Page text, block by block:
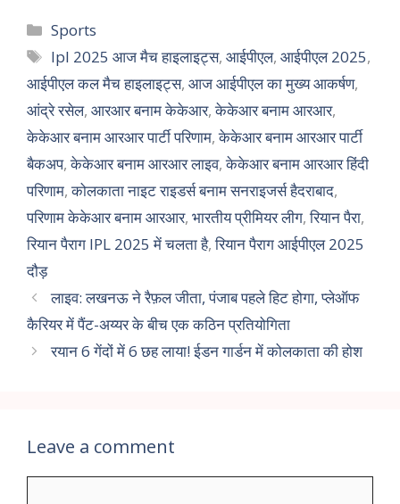
Sports
Ipl 2025 आज मैच हाइलाइट्स,आईपीएल,आईपीएल 2025,
आईपीएल कल मैच हाइलाइट्स, आज आईपीएल का मुख्य आकर्षण,
आंद्रे रसेल, आरआर बनाम केकेआर,केकेआर बनाम आरआर,
केकेआर बनाम आरआर पार्टी परिणाम,केकेआर बनाम आरआर पार्टी
बैकअप,केकेआर बनाम आरआर लाइव,केकेआर बनाम आरआर हिंदी
परिणाम,कोलकाता नाइट राइडर्स बनाम सनराइजर्स हैदराबाद,
परिणाम केकेआर बनाम आरआर, भारतीय प्रीमियर लीग,रियान पैरा,
रियान पैराग IPL 2025 में चलता है,रियान पैराग आईपीएल 2025
दौड़
लाइव: लखनऊ ने रैफ़ल जीता, पंजाब पहले हिट होगा, प्लेऑफ
कैरियर में पैंट-अय्यर के बीच एक कठिन प्रतियोगिता
रयान 6 गेंदों में 6 छह लाया! ईडन गार्डन में कोलकाता की होश
Leave a comment